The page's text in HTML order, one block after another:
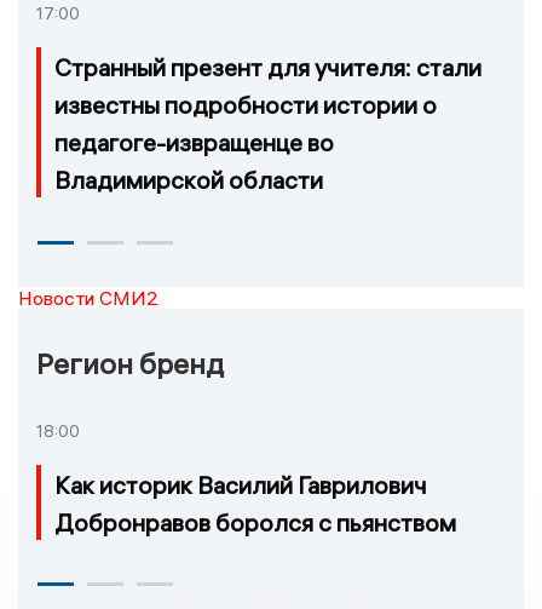
17:00
Странный презент для учителя: стали
известны подробности истории о
педагоге-извращенце во
Владимирской области
Новости СМИ2
Регион бренд
18:00
Как историк Василий Гаврилович
Добронравов боролся с пьянством